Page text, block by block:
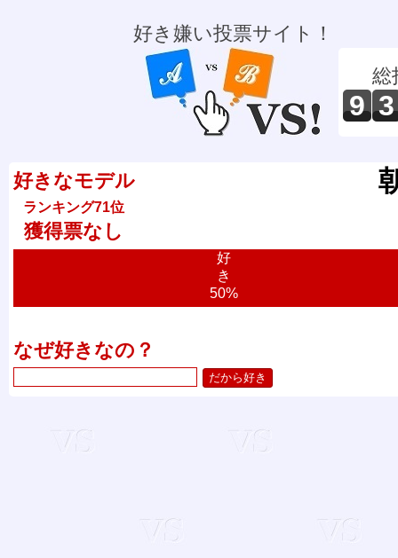
好き嫌い投票サイト！
総
9 3
好きなモデル
ランキング71位
獲得票なし
好
き
50%
なぜ好きなの？